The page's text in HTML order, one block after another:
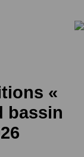
«
bassin